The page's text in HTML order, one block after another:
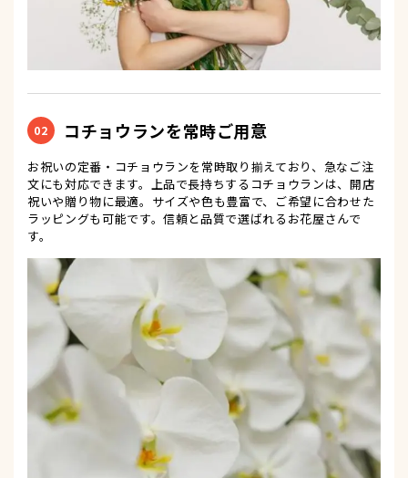
02 コチョウランを常時ご用意
お祝いの定番・コチョウランを常時取り揃えており、急なご注
文にも対応できます。上品で長持ちするコチョウランは、開店
祝いや贈り物に最適。サイズや色も豊富で、ご希望に合わせた
ラッピングも可能です。信頼と品質で選ばれるお花屋さんで
す。